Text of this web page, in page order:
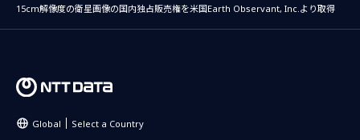
15cm解像度の衛星画像の国内独占販売権を米国Earth Observant, Inc.より取得
Global Select a Country